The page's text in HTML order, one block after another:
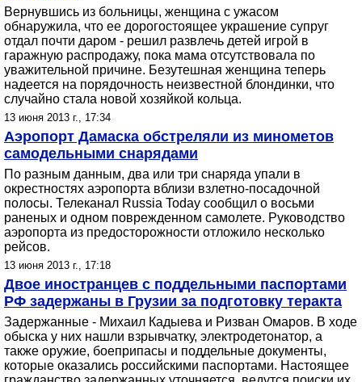
Вернувшись из больницы, женщина с ужасом
обнаружила, что ее дорогостоящее украшение супруг
отдал почти даром - решил развлечь детей игрой в
гаражную распродажу, пока мама отсутствовала по
уважительной причине. Безутешная женщина теперь
надеется на порядочность неизвестной блондинки, что
случайно стала новой хозяйкой кольца.
13 июня 2013 г., 17:34
Аэропорт Дамаска обстреляли из минометов
самодельными снарядами
По разным данным, два или три снаряда упали в
окрестностях аэропорта вблизи взлетно-посадочной
полосы. Телеканал Russia Today сообщил о восьми
раненых и одном поврежденном самолете. Руководство
аэропорта из предосторожности отложило несколько
рейсов.
13 июня 2013 г., 17:18
Двое иностранцев с поддельными паспортами
РФ задержаны в Грузии за подготовку теракта
Задержанные - Михаил Кадыева и Ризван Омаров. В ходе
обыска у них нашли взрывчатку, электродетонатор, а
также оружие, боеприпасы и поддельные документы,
которые оказались российскими паспортами. Настоящее